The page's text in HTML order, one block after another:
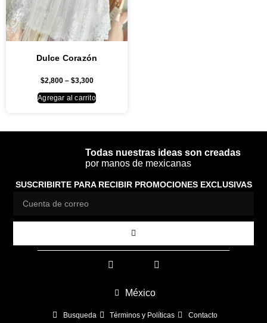
Dulce Corazón
$2,800 – $3,300
Agregar al carrito
Todas nuestras ideas son creadas
por manos de mexicanas
SUSCRIBIRTE PARA RECIBIR PROMOCIONES EXCLUSIVAS
México
Busqueda Términos y Políticas Contacto